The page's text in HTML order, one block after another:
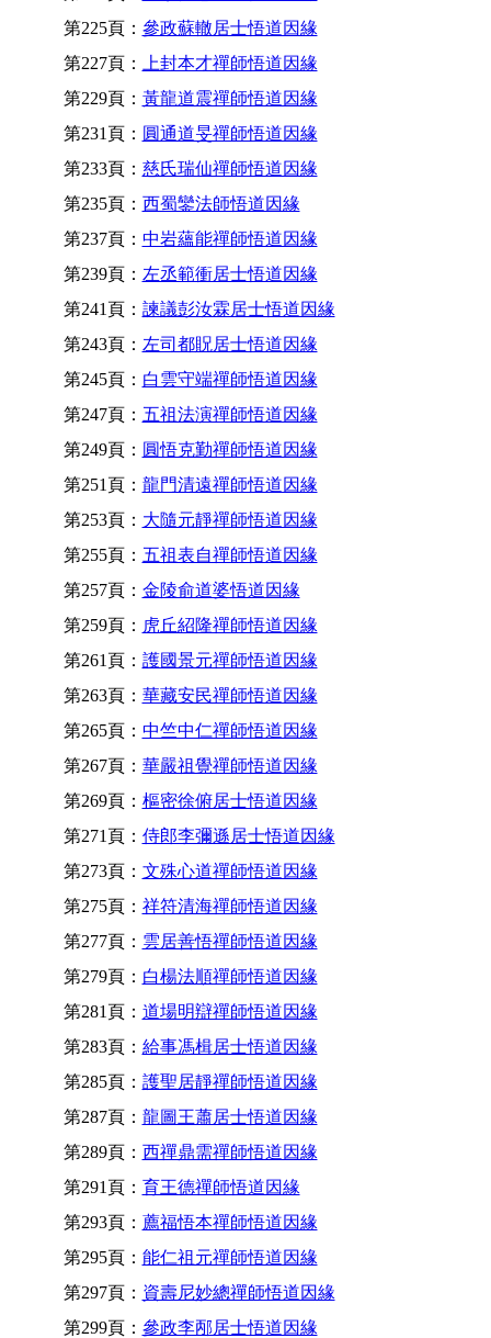
第225頁： 參政蘇轍居士悟道因緣
第227頁：
上封本才禪師悟道因緣
第229頁： 黃龍道震禪師悟道因緣
第231頁： 圓通道旻禪師悟道因緣
第233頁： 慈氏瑞仙禪師悟道因緣
第235頁： 西蜀鑾法師悟道因緣
第237頁： 中岩蘊能禪師悟道因緣
第239頁： 左丞範衝居士悟道因緣
第241頁： 諫議彭汝霖居士悟道因緣
第243頁： 左司都貺居士悟道因緣
第245頁： 白雲守端禪師悟道因緣
第247頁： 五祖法演禪師悟道因緣
第249頁： 圓悟克勤禪師悟道因緣
第251頁： 龍門清遠禪師悟道因緣
第253頁： 大隨元靜禪師悟道因緣
第255頁： 五祖表自禪師悟道因緣
第257頁： 金陵俞道婆悟道因緣
第259頁： 虎丘紹隆禪師悟道因緣
第261頁： 護國景元禪師悟道因緣
第263頁： 華藏安民禪師悟道因緣
第265頁： 中竺中仁禪師悟道因緣
第267頁： 華嚴祖覺禪師悟道因緣
第269頁： 樞密徐俯居士悟道因緣
第271頁： 侍郎李彌遜居士悟道因緣
第273頁： 文殊心道禪師悟道因緣
第275頁： 祥符清海禪師悟道因緣
第277頁： 雲居善悟禪師悟道因緣
第279頁： 白楊法順禪師悟道因緣
第281頁： 道場明辯禪師悟道因緣
第283頁： 給事馮楫居士悟道因緣
第285頁： 護聖居靜禪師悟道因緣
第287頁： 龍圖王蕭居士悟道因緣
第289頁： 西禪鼎需禪師悟道因緣
第291頁： 育王德禪師悟道因緣
第293頁： 薦福悟本禪師悟道因緣
第295頁： 能仁祖元禪師悟道因緣
第297頁： 資壽尼妙總禪師悟道因緣
第299頁： 參政李邴居士悟道因緣